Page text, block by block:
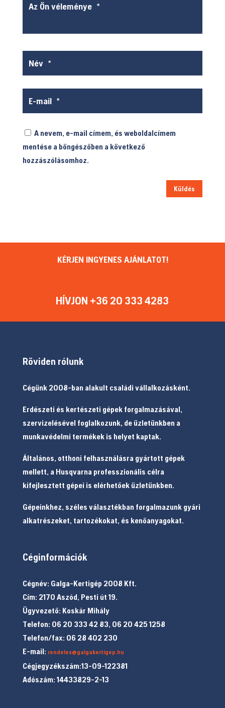
A nevem, e-mail címem, és weboldalcímem
mentése a böngészőben a következő
hozzászólásomhoz.
Küldés
KÉRJEN INGYENES AJÁNLATOT!
HÍVJON +36 20 333 4283
Röviden rólunk
Cégünk 2008-ban alakult családi vállalkozásként.
Erdészeti és kertészeti gépek forgalmazásával,
szervizelésével foglalkozunk, de üzletünkben a
munkavédelmi termékek is helyet kaptak.
Általános, otthoni felhasználásra gyártott gépek
mellett, a Husqvarna professzionális célra
kifejlesztett gépei is elérhetőek üzletünkben.
Gépeinkhez, széles választékban forgalmazunk gyári
alkatrészeket, tartozékokat, és kenőanyagokat.
Céginformációk
Cégnév: Galga-Kertigép 2008 Kft.
Cím: 2170 Aszód, Pesti út 19.
Ügyvezető: Koskár Mihály
Telefon: 06 20 333 42 83, 06 20 425 1258
Telefon/fax: 06 28 402 230
E-mail: rendeles@galgakertigep.hu
Cégjegyzékszám:13-09-122381
Adószám: 14433829-2-13